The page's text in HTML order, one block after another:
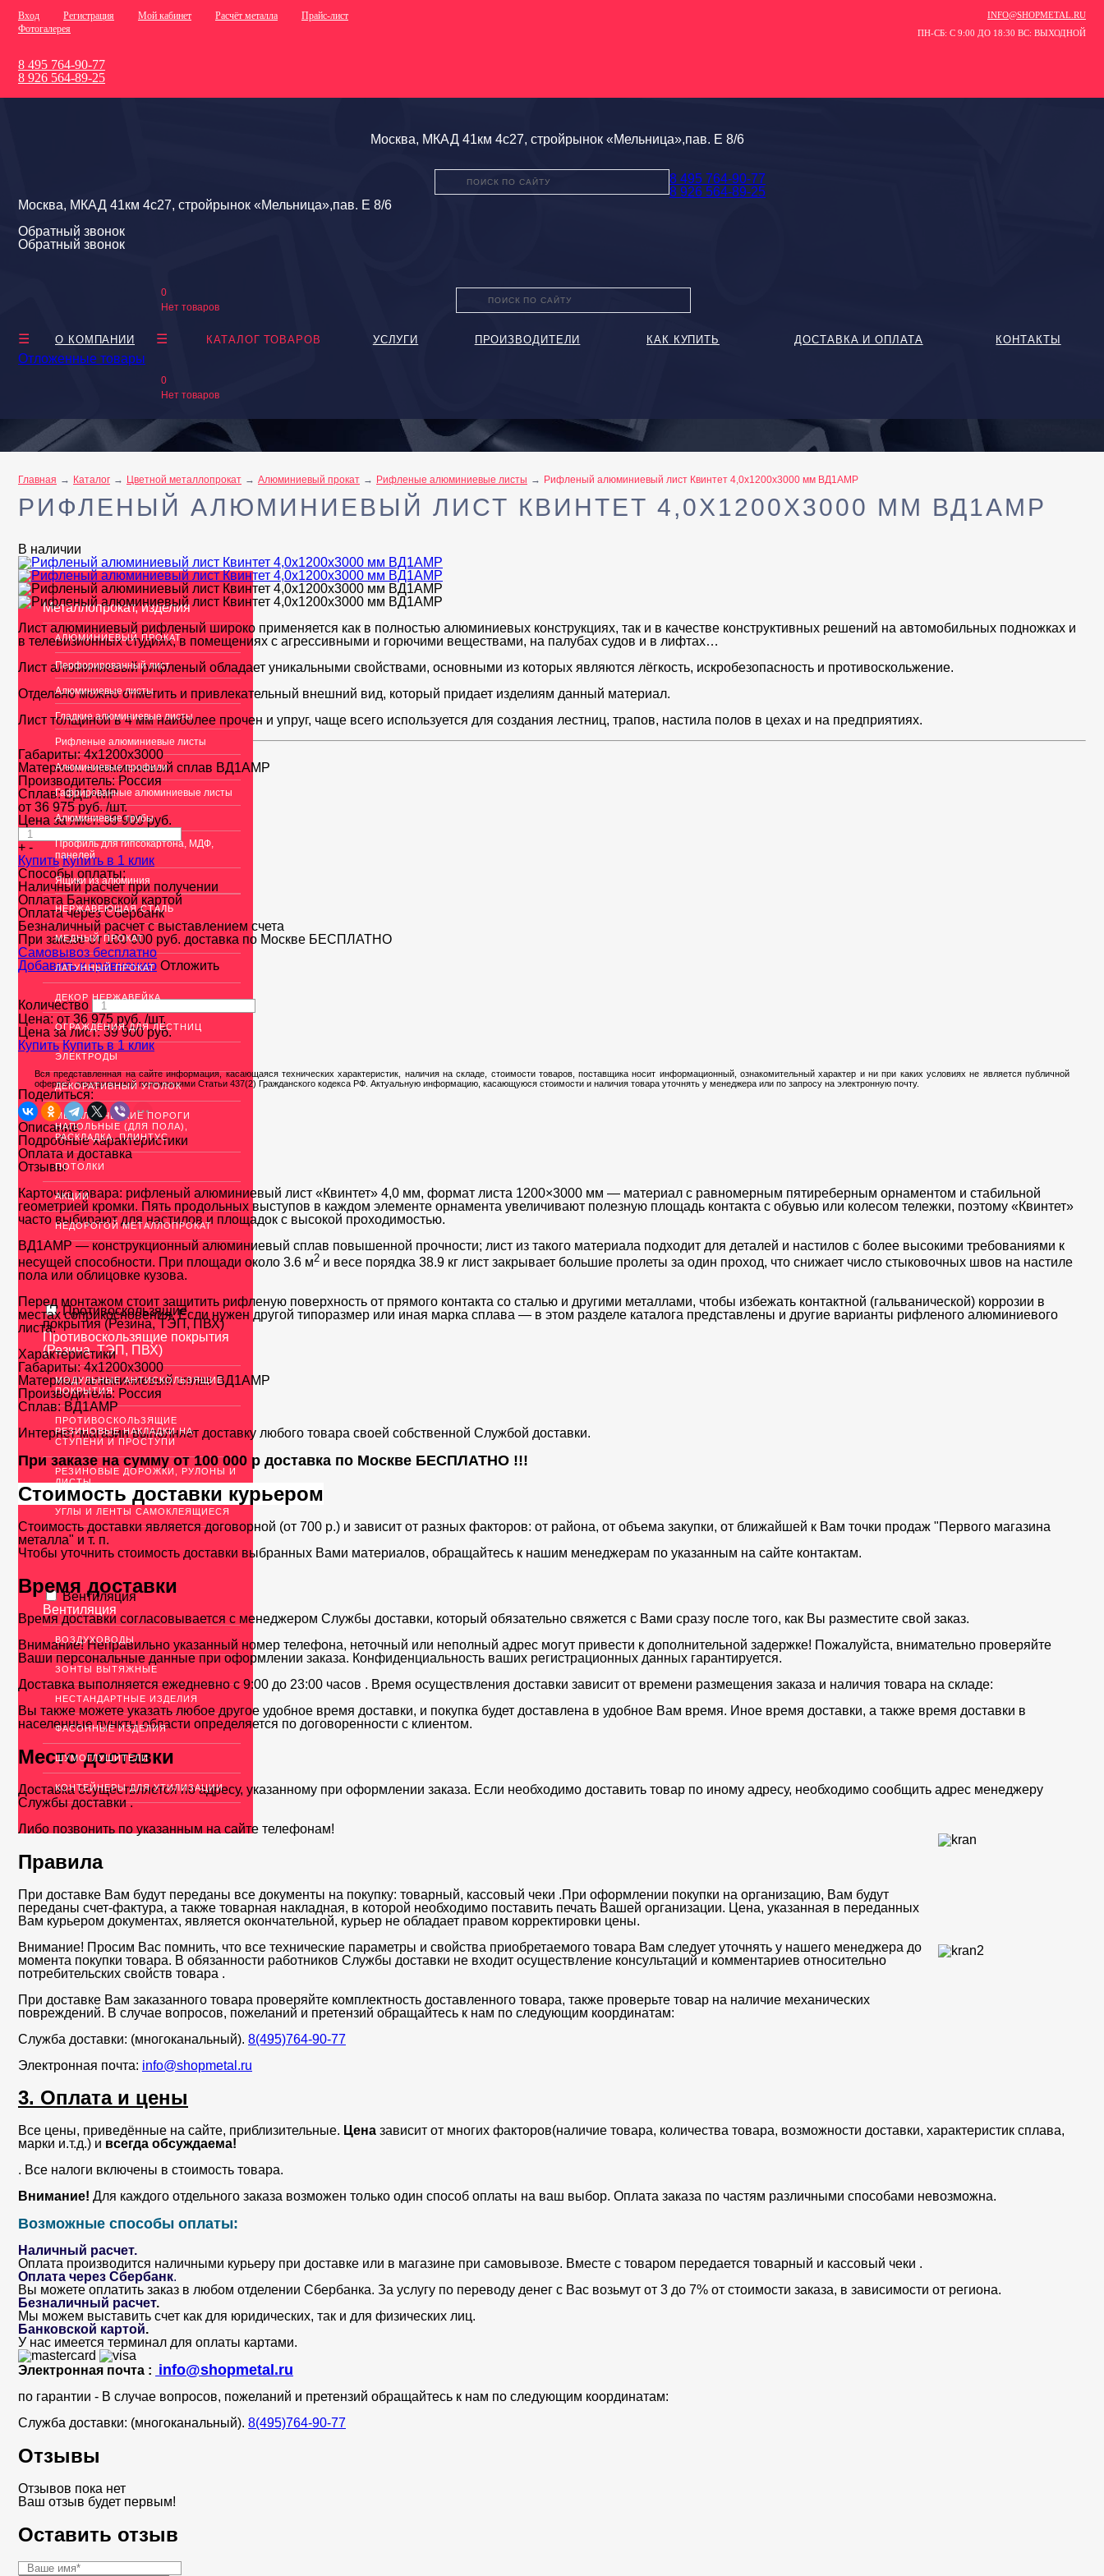
Вход Регистрация Мой кабинет Расчёт металла
Прайс-лист
Фотогалерея
INFO@SHOPMETAL.RU
ПН-СБ: С 9:00 ДО 18:30 ВС: ВЫХОДНОЙ
8 495 764-90-77
8 926 564-89-25
Москва, МКАД 41км 4с27, стройрынок «Мельница»,пав. Е 8/6
8 495 764-90-77
8 926 564-89-25
Москва, МКАД 41км 4с27, стройрынок «Мельница»,пав. Е 8/6
Обратный звонок
Обратный звонок
0
Нет товаров
О КОМПАНИИ КАТАЛОГ ТОВАРОВ УСЛУГИ ПРОИЗВОДИТЕЛИ КАК КУПИТЬ ДОСТАВКА И ОПЛАТА КОНТАКТЫ
Отложенные товары
0
Нет товаров
Главная Каталог Цветной металлопрокат Алюминиевый прокат Рифленые алюминиевые листы Рифленый алюминиевый лист Квинтет 4,0х1200х3000 мм ВД1АМР
РИФЛЕНЫЙ АЛЮМИНИЕВЫЙ ЛИСТ КВИНТЕТ 4,0Х1200Х3000 ММ ВД1АМР
Металлопрокат, изделия
АЛЮМИНИЕВЫЙ ПРОКАТ
Перфорированный лист
Алюминиевые листы
Гладкие алюминиевые листы
Рифленые алюминиевые листы
Алюминиевые профили
Гафрированные алюминиевые листы
Алюминиевые трубы
Профиль для гипсокартона, МДФ,
панелей
Ящики из алюминия
НЕРЖАВЕЮЩАЯ СТАЛЬ
МЕДНЫЙ ПРОКАТ
ЛАТУННЫЙ ПРОКАТ
ДЕКОР НЕРЖАВЕЙКА
ОГРАЖДЕНИЯ ДЛЯ ЛЕСТНИЦ
ЭЛЕКТРОДЫ
ДЕКОРАТИВНЫЙ УГОЛОК
МЕТАЛЛИЧЕСКИЕ ПОРОГИ
НАПОЛЬНЫЕ (ДЛЯ ПОЛА),
РАСКЛАДКА, ПЛИНТУС
ПОТОЛКИ
АКЦИИ
НЕДОРОГОЙ МЕТАЛЛОПРОКАТ
Противоскользящие
покрытия (Резина, ТЭП, ПВХ)
Противоскользящие покрытия
(Резина, ТЭП, ПВХ)
МОДУЛЬНЫЕ АНТИСКОЛЬЗЯЩИЕ
ПОКРЫТИЯ
ПРОТИВОСКОЛЬЗЯЩИЕ
РЕЗИНОВЫЕ НАКЛАДКИ НА
СТУПЕНИ И ПРОСТУПИ
РЕЗИНОВЫЕ ДОРОЖКИ, РУЛОНЫ И
ЛИСТЫ
УГЛЫ И ЛЕНТЫ САМОКЛЕЯЩИЕСЯ
Вентиляция
Вентиляция
ВОЗДУХОВОДЫ
ЗОНТЫ ВЫТЯЖНЫЕ
НЕСТАНДАРТНЫЕ ИЗДЕЛИЯ
ФАСОННЫЕ ИЗДЕЛИЯ
ШУМОГЛУШИТЕЛИ
КОНТЕЙНЕРЫ ДЛЯ УТИЛИЗАЦИИ
В наличии
Лист алюминиевый рифленый широко применяется как в полностью алюминиевых конструкциях, так и в качестве конструктивных решений на автомобильных подножках и
в телевизионных студиях, в помещениях с агрессивными и горючими веществами, на палубах судов и в лифтах…
Лист алюминиевый рифленый обладает уникальными свойствами, основными из которых являются лёгкость, искробезопасность и противоскольжение.
Отдельно можно отметить и привлекательный внешний вид, который придает изделиям данный материал.
Лист толщиной в 4 мм наиболее прочен и упруг, чаще всего используется для создания лестниц, трапов, настила полов в цехах и на предприятиях.
Габариты:4х1200х3000
Материал:алюминиевый сплав ВД1АМР
Производитель:Россия
Сплав:ВД1АМР
от 36 975руб. /шт.
Цена за лист:39 900руб.
+ -
Купить Купить в 1 клик
Способы оплаты:
Наличный расчет при получении
Оплата Банковской картой
Оплата через Сбербанк
Безналичный расчет с выставлением счета
При заказе от 100 000 руб. доставка по Москве БЕСПЛАТНО
Cамовывоз бесплатно
Добавить к сравнению Отложить
Количество
Цена: от 36 975 руб. /шт.
Цена за лист:39 900руб.
Купить Купить в 1 клик
Вся представленная на сайте информация, касающаяся технических характеристик, наличия на складе, стоимости товаров, поставщика носит информационный, ознакомительный характер и ни при каких условиях не является публичной
офертой, определяемой положениями Статьи 437(2) Гражданского кодекса РФ. Актуальную информацию, касающуюся стоимости и наличия товара уточнять у менеджера или по запросу на электронную почту.
Поделиться:
Описание
Подробные характеристики
Оплата и доставка
Отзывы
Карточка товара: рифленый алюминиевый лист «Квинтет» 4,0 мм, формат листа 1200×3000 мм — материал с равномерным пятиреберным орнаментом и стабильной
геометрией кромки. Пять продольных выступов в каждом элементе орнамента увеличивают полезную площадь контакта с обувью или колесом тележки, поэтому «Квинтет»
часто выбирают для настилов и площадок с высокой проходимостью.
ВД1АМР — конструкционный алюминиевый сплав повышенной прочности; лист из такого материала подходит для деталей и настилов с более высокими требованиями к
несущей способности. При площади около 3.6 м2 и весе порядка 38.9 кг лист закрывает большие пролеты за один проход, что снижает число стыковочных швов на настиле
пола или облицовке кузова.
Перед монтажом стоит защитить рифленую поверхность от прямого контакта со сталью и другими металлами, чтобы избежать контактной (гальванической) коррозии в
местах соприкосновения. Если нужен другой типоразмер или иная марка сплава — в этом разделе каталога представлены и другие варианты рифленого алюминиевого
листа.
Характеристики
Габариты:4х1200х3000
Материал:алюминиевый сплав ВД1АМР
Производитель: Россия
Сплав:ВД1АМР
Интернет-магазин выполняет доставку любого товара своей собственной Службой доставки.
При заказе на сумму от 100 000 р доставка по Москве БЕСПЛАТНО !!!
Стоимость доставки курьером
Стоимость доставки является договорной (от 700 р.) и зависит от разных факторов: от района, от объема закупки, от ближайшей к Вам точки продаж "Первого магазина
металла" и т. п.
Чтобы уточнить стоимость доставки выбранных Вами материалов, обращайтесь к нашим менеджерам по указанным на сайте контактам.
Время доставки
Время доставки согласовывается с менеджером Службы доставки, который обязательно свяжется с Вами сразу после того, как Вы разместите свой заказ.
Внимание! Неправильно указанный номер телефона, неточный или неполный адрес могут привести к дополнительной задержке! Пожалуйста, внимательно проверяйте
Ваши персональные данные при оформлении заказа. Конфиденциальность ваших регистрационных данных гарантируется.
Доставка выполняется ежедневно с 9:00 до 23:00 часов . Время осуществления доставки зависит от времени размещения заказа и наличия товара на складе:
Вы также можете указать любое другое удобное время доставки, и покупка будет доставлена в удобное Вам время. Иное время доставки, а также время доставки в
населенные пункты области определяется по договоренности с клиентом.
Место доставки
Доставка осуществляется по адресу, указанному при оформлении заказа. Если необходимо доставить товар по иному адресу, необходимо сообщить адрес менеджеру
Службы доставки .
Либо позвонить по указанным на сайте телефонам!
Правила
При доставке Вам будут переданы все документы на покупку: товарный, кассовый чеки .При оформлении покупки на организацию, Вам будут
переданы счет-фактура, а также товарная накладная, в которой необходимо поставить печать Вашей организации. Цена, указанная в переданных
Вам курьером документах, является окончательной, курьер не обладает правом корректировки цены.
Внимание! Просим Вас помнить, что все технические параметры и свойства приобретаемого товара Вам следует уточнять у нашего менеджера до
момента покупки товара. В обязанности работников Службы доставки не входит осуществление консультаций и комментариев относительно
потребительских свойств товара .
При доставке Вам заказанного товара проверяйте комплектность доставленного товара, также проверьте товар на наличие механических
повреждений. В случае вопросов, пожеланий и претензий обращайтесь к нам по следующим координатам:
Служба доставки: (многоканальный). 8(495)764-90-77
Электронная почта: info@shopmetal.ru
3. Оплата и цены
Все цены, приведённые на сайте, приблизительные. Цена зависит от многих факторов(наличие товара, количества товара, возможности доставки, характеристик сплава,
марки и.т.д.) и всегда обсуждаема!
. Все налоги включены в стоимость товара.
Внимание! Для каждого отдельного заказа возможен только один способ оплаты на ваш выбор. Оплата заказа по частям различными способами невозможна.
Возможные способы оплаты:
Наличный расчет.
Оплата производится наличными курьеру при доставке или в магазине при самовывозе. Вместе с товаром передается товарный и кассовый чеки .
Оплата через Сбербанк.
Вы можете оплатить заказ в любом отделении Сбербанка. За услугу по переводу денег с Вас возьмут от 3 до 7% от стоимости заказа, в зависимости от региона.
Безналичный расчет.
Мы можем выставить счет как для юридических, так и для физических лиц.
Банковской картой.
У нас имеется терминал для оплаты картами.
Электронная почта : info@shopmetal.ru
по гарантии - В случае вопросов, пожеланий и претензий обращайтесь к нам по следующим координатам:
Служба доставки: (многоканальный). 8(495)764-90-77
Отзывы
Отзывов пока нет
Ваш отзыв будет первым!
Оставить отзыв